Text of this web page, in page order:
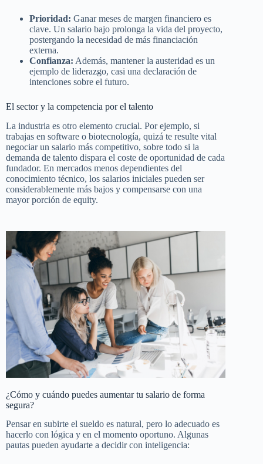
Prioridad: Ganar meses de margen financiero es
clave. Un salario bajo prolonga la vida del proyecto,
postergando la necesidad de más financiación
externa.
Confianza: Además, mantener la austeridad es un
ejemplo de liderazgo, casi una declaración de
intenciones sobre el futuro.
El sector y la competencia por el talento
La industria es otro elemento crucial. Por ejemplo, si
trabajas en software o biotecnología, quizá te resulte vital
negociar un salario más competitivo, sobre todo si la
demanda de talento dispara el coste de oportunidad de cada
fundador. En mercados menos dependientes del
conocimiento técnico, los salarios iniciales pueden ser
considerablemente más bajos y compensarse con una
mayor porción de equity.
¿Cómo y cuándo puedes aumentar tu salario de forma
segura?
Pensar en subirte el sueldo es natural, pero lo adecuado es
hacerlo con lógica y en el momento oportuno. Algunas
pautas pueden ayudarte a decidir con inteligencia: